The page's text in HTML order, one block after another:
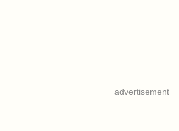
advertisement